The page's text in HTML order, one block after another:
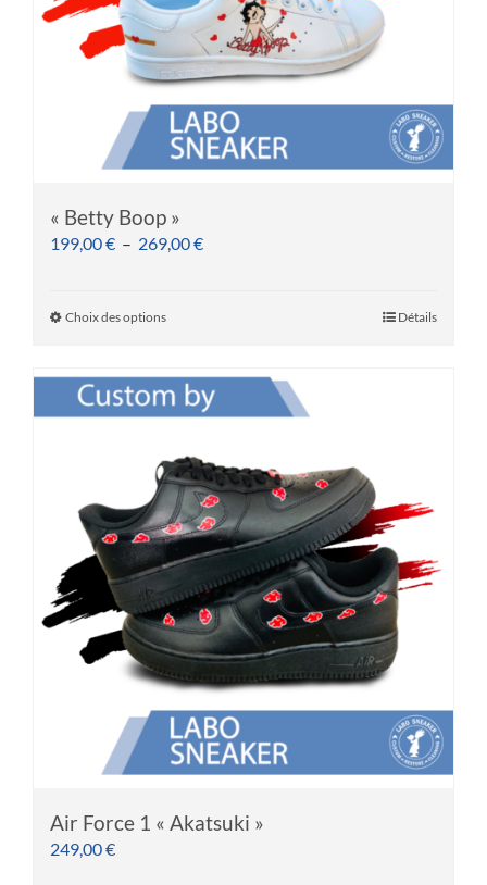
« Betty Boop »
199,00€ – 269,00€Plage
269,00 €
Choix des optionsCe
a
plusieurs
Les
options
peuvent
être
choisies
sur
la
page
du
Détails
Air Force 1 « Akatsuki »
249,00€